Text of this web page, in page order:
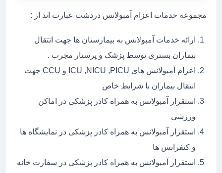
مجموعه خدمات اعزام آمبولانس دردشت عبارت اند از :
ارائه خدمات آمبولانس به بیمارستان ها جهت انتقال
بیماران بستری توسط پزشک و پرستار مجرب .
اعزام آمبولانس های ICU ,NICU ,PICU و CCU جهت
انتقال بیماران با شرایط خاص
استقرار آمبولانس به همراه کادر پزشکی در اماکن
ورزشی
استقرار آمبولانس به همراه کادر پزشکی در نمایشگاه ها
و کنفرانس ها
استقرار آمبولانس به همراه کادر پزشکی در سفارت خانه